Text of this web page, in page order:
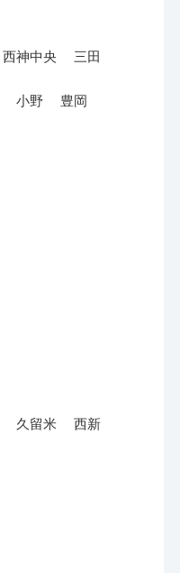
西神中央 三田
小野 豊岡
久留米 西新